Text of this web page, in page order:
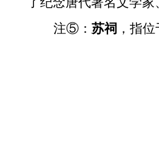
注⑤： 苏祠 ，指